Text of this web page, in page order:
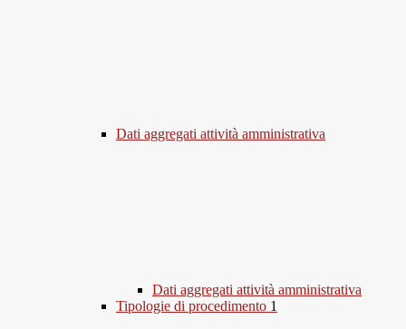
Dati aggregati attività amministrativa
Dati aggregati attività amministrativa
Tipologie di procedimento 1